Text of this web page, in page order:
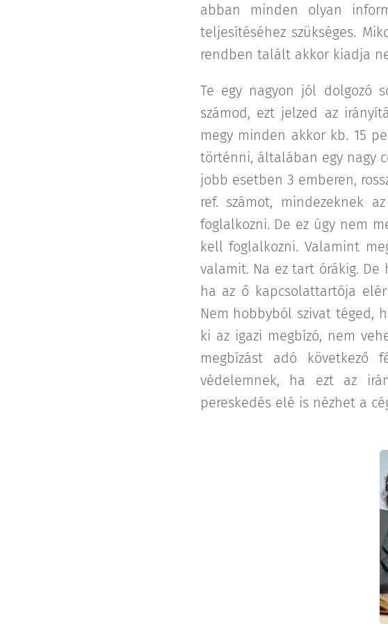
abban minden olyan
teljesítéséhez szükséges.
rendben talált akkor kiadja
Te egy nagyon jól dolgozó
számod, ezt jelzed az
megy minden akkor kb. 15
történni, általában egy nagy
jobb esetben 3 emberen,
ref. számot, mindezeknek
foglalkozni. De ez úgy nem
kell foglalkozni. Valamint
valamit. Na ez tart órákig.
ha az ő kapcsolattartója
Nem hobbyból szivat téged,
ki az igazi megbízó, nem
megbízást adó
védelemnek, ha ezt az
pereskedés elé is nézhet a